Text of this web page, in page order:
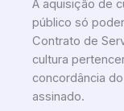
A aquisição de
público só
Contrato de
cultura
concordância
assinado.